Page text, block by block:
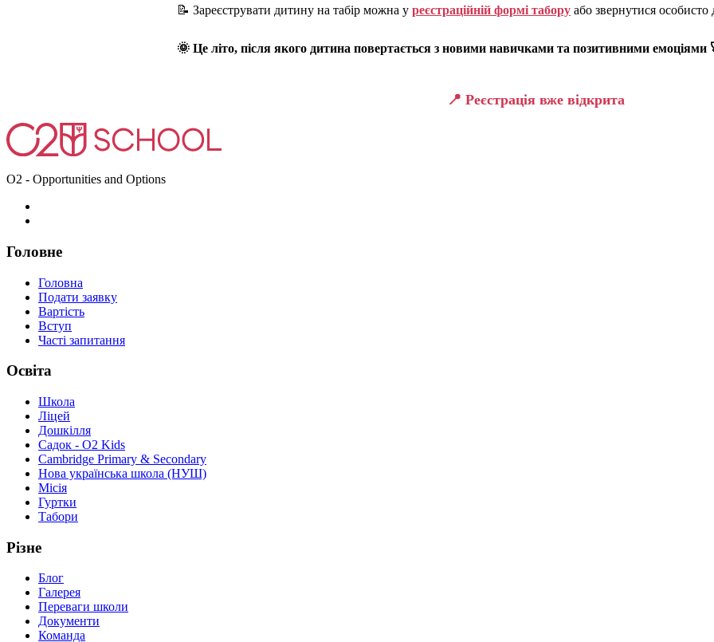
📝 Зареєструвати дитину на табір можна у реєстраційній формі табору або звернутися особисто
🌞 Це літо, після якого дитина повертається з новими навичками та позитивними емоціями
📍 Реєстрація вже відкрита
O2 - Opportunities and Options
Головне
Головна
Подати заявку
Вартість
Вступ
Часті запитання
Освіта
Школа
Ліцей
Дошкілля
Садок - O2 Kids
Cambridge Primary & Secondary
Нова українська школа (НУШ)
Місія
Гуртки
Табори
Різне
Блог
Галерея
Переваги школи
Документи
Команда